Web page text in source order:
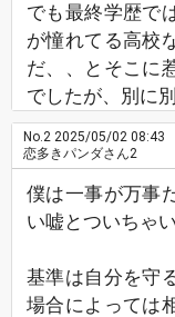
でも最終学歴で
が憧れてる高校
だ、、とそこに
でしたが、別に
No.2 2025/05/02 08:43
恋多きパンダさん2
僕は一事が万事
い嘘とついちゃ
基準は自分を守
場合によっては